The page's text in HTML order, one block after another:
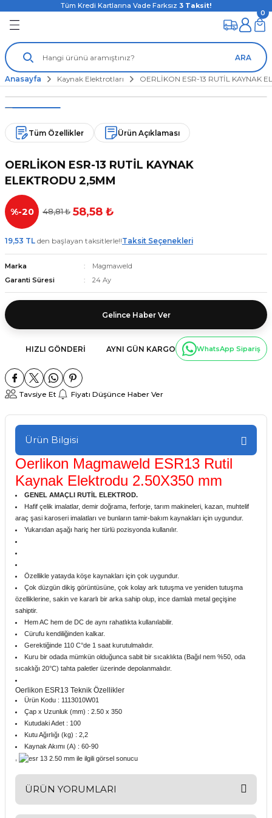
Tüm Kredi Kartlarına Vade Farksız 3 Taksit!
ARA
0
Anasayfa Kaynak Elektrotları OERLİKON ESR-13 RUTİL KAYNAK
Tüm Özellikler Ürün Açıklaması
OERLİKON ESR-13 RUTİL KAYNAK
ELEKTRODU 2,5MM
%-20 48,81 ₺ 58,58 ₺
19,53 TL den başlayan taksitlerle!!Taksit Seçenekleri
Marka
Magmaweld
Garanti Süresi
24 Ay
Gelince Haber Ver
HIZLI GÖNDERI AYNI GÜN KARGO WhatsApp Sipariş
Tavsiye Et Fiyatı Düşünce Haber Ver
Ürün Bilgisi
Oerlikon Magmaweld ESR13 Rutil
Kaynak Elektrodu 2.50X350 mm
GENEL AMAÇLI RUTİL ELEKTROD.
Hafif çelik imalatlar, demir doğrama, ferforje, tarım makineleri, kazan, muhtelif
araç şasi karoseri imalatları ve bunların tamir-bakım kaynakları için uygundur.
Yukarıdan aşağı hariç her türlü pozisyonda kullanılır.
Özellikle yatayda köşe kaynakları için çok uygundur.
Çok düzgün dikiş görüntüsüne, çok kolay ark tutuşma ve yeniden tutuşma
özelliklerine, sakin ve kararlı bir arka sahip olup, ince damlalı metal geçişine
sahiptir.
Hem AC hem de DC de aynı rahatlıkta kullanılabilir.
Cürufu kendiliğinden kalkar.
Gerektiğinde 110 C°de 1 saat kurutulmalıdır.
Kuru bir odada mümkün olduğunca sabit bir sıcaklıkta (Bağıl nem %50, oda
sıcaklığı 20°C) tahta paletler üzerinde depolanmalıdır.
Oerlikon ESR13 Teknik Özellikler
Ürün Kodu : 1113010W01
Çap x Uzunluk (mm) : 2.50 x 350
Kutudaki Adet : 100
Kutu Ağırlığı (kg) : 2,2
Kaynak Akımı (A) : 60-90
ÜRÜN YORUMLARI